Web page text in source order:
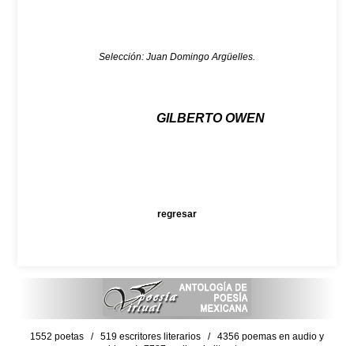
Selección: Juan Domingo Argüelles.
GILBERTO OWEN
regresar
1552 poetas / 519 escritores literarios / 4356 poemas en audio y